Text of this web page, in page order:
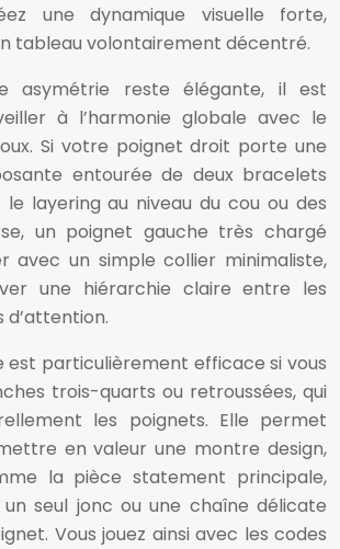
une dynamique visuelle forte,
tableau volontairement décentré.
asymétrie reste élégante, il est
à l’harmonie globale avec le
Si votre poignet droit porte une
entourée de deux bracelets
le layering au niveau du cou ou des
un poignet gauche très chargé
avec un simple collier minimaliste,
une hiérarchie claire entre les
est particulièrement efficace si vous
trois-quarts ou retroussées, qui
les poignets. Elle permet
en valeur une montre design,
la pièce statement principale,
seul jonc ou une chaîne délicate
Vous jouez ainsi avec les codes